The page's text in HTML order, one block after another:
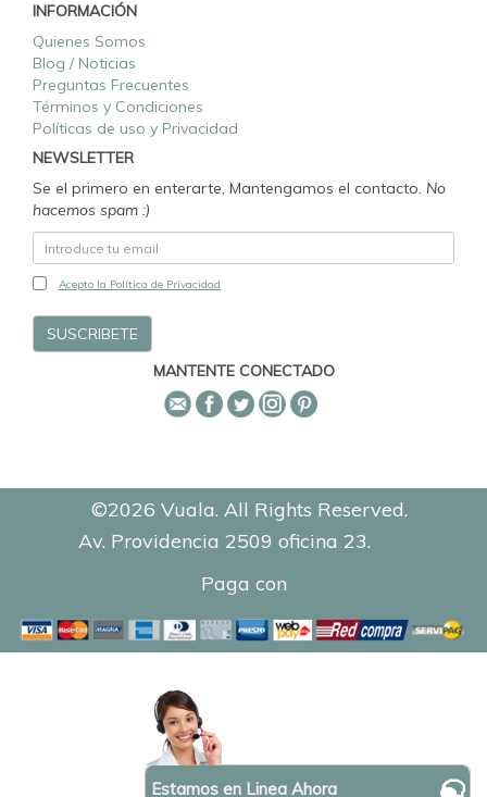
INFORMACIÓN
Quienes Somos
Blog / Noticias
Preguntas Frecuentes
Términos y Condiciones
Políticas de uso y Privacidad
NEWSLETTER
Se el primero en enterarte, Mantengamos el contacto. No
hacemos spam :)
Acepto la Política de Privacidad
MANTENTE CONECTADO
©2026 Vuala. All Rights Reserved.
Av. Providencia 2509 oficina 23.
Paga con
Estamos en Linea Ahora